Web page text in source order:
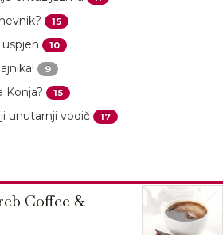
15
10
9
Konja? 15
unutarnji vodič 17
Coffee &